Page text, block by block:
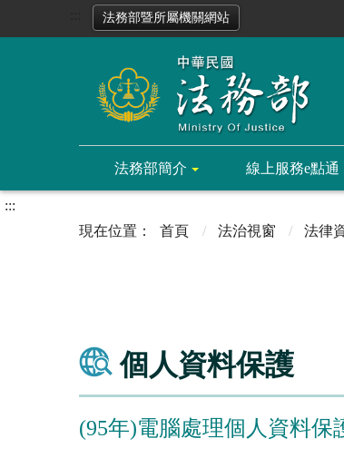
法務部暨所屬機關網站
法務部簡介 線上服務e點通
:::
首頁
法治視窗 法律
個人資料保護
(95年)電腦處理個人資料保